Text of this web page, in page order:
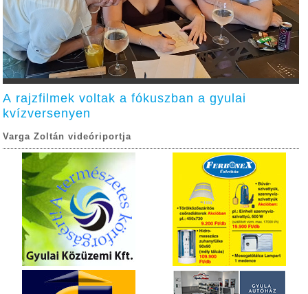
A rajzfilmek voltak a fókuszban a gyulai
kvízversenyen
Varga Zoltán videóriportja